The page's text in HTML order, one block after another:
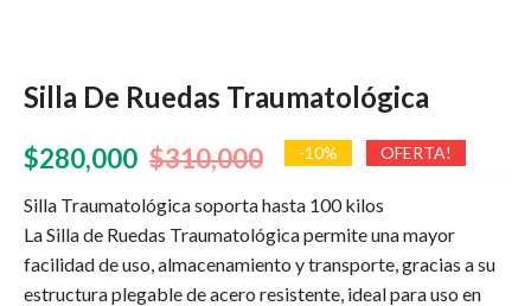
Silla De Ruedas Traumatológica
$310,000El
precio
original
era:
$280,000
El
precio
actual
es:
-10% OFERTA!
Silla Traumatológica soporta hasta 100 kilos
La Silla de Ruedas Traumatológica permite una mayor
facilidad de uso, almacenamiento y transporte, gracias a su
estructura plegable de acero resistente, ideal para uso en